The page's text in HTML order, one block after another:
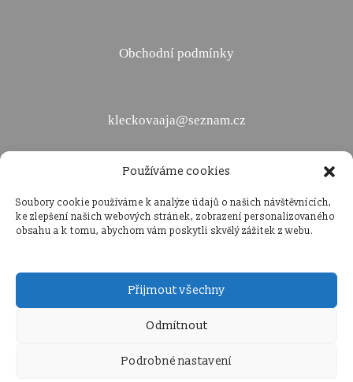
Používáme cookies
Soubory cookie používáme k analýze údajů o našich návštěvnících,
ke zlepšení našich webových stránek, zobrazení personalizovaného
obsahu a k tomu, abychom vám poskytli skvělý zážitek z webu.
Přijmout všechny
Odmítnout
Podrobné nastavení
Obchodní podmínky
kleckovaaja@seznam.cz